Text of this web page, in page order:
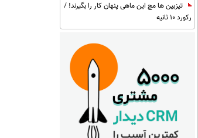
تیزبین ها مچ این ماهی پنهان کار را بگیرند! /
رکورد 10 ثانیه